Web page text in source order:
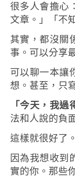
很多人會擔心：
文章。」
「不
其實，都沒關
事。 可以分享
可以聊一本讓
想。 甚至，只
「今天，我過
法和人說的負
這樣就很好了。
因為我想收到
實的你。那些